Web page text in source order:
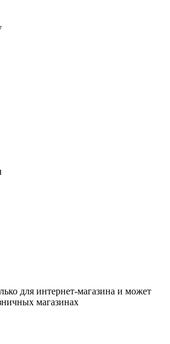
для интернет-магазина и может
магазинах